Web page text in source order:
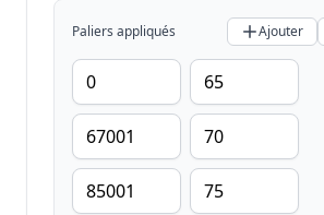
Paliers appliqués Ajouter